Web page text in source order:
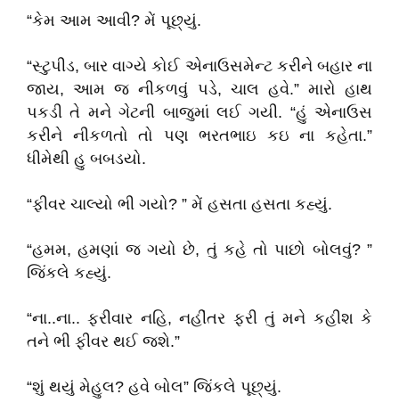
“કેમ આમ આવી? મેં પૂછ્યું.
“સ્ટુપીડ, બાર વાગ્યે કોઈ એનાઉસમેન્ટ કરીને બહાર ના
જાય, આમ જ નીકળવું પડે, ચાલ હવે.” મારો હાથ
પકડી તે મને ગેટની બાજુમાં લઈ ગયી. “હું એનાઉસ
કરીને નીકળતો તો પણ ભરતભાઇ કઇ ના કહેતા.”
ધીમેથી હુ બબડયો.
“ફીવર ચાલ્યો ભી ગયો? ” મેં હસતા હસતા કહ્યું.
“હમમ, હમણાં જ ગયો છે, તું કહે તો પાછો બોલવું? ”
જિંકલે કહ્યું.
“ના..ના.. ફરીવાર નહિ, નહીંતર ફરી તું મને કહીશ કે
તને ભી ફીવર થઈ જશે.”
“શું થયું મેહુલ? હવે બોલ” જિંકલે પૂછ્યું.